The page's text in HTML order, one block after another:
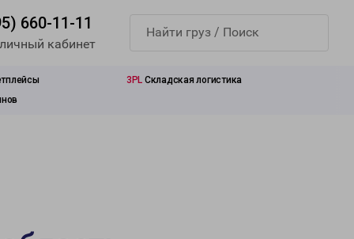
660-11-11
кабинет
3PL Складская логистика